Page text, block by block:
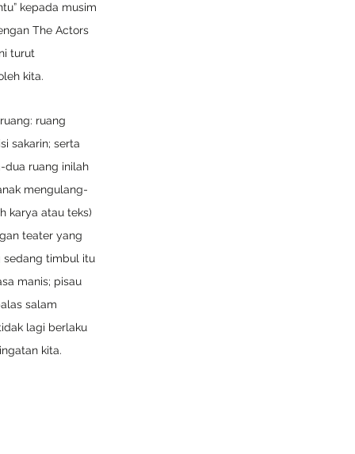
kepada musim
The Actors
turut
kita.
ruang
sakarin; serta
dua ruang inilah
mengulang-
karya atau teks)
teater yang
sedang timbul itu
manis; pisau
salam
lagi berlaku
kita.